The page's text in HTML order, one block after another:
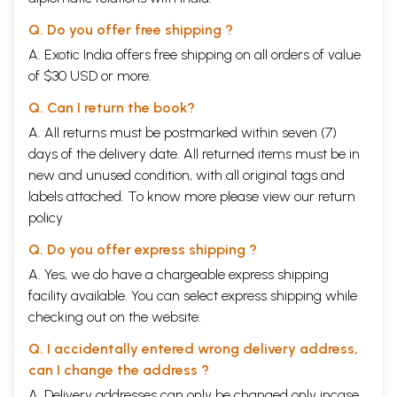
Q. Do you offer free shipping ?
A. Exotic India offers free shipping on all orders of value
of $30 USD or more.
Q. Can I return the book?
A. All returns must be postmarked within seven (7)
days of the delivery date. All returned items must be in
new and unused condition, with all original tags and
labels attached. To know more please view our return
policy
Q. Do you offer express shipping ?
A. Yes, we do have a chargeable express shipping
facility available. You can select express shipping while
checking out on the website.
Q. I accidentally entered wrong delivery address,
can I change the address ?